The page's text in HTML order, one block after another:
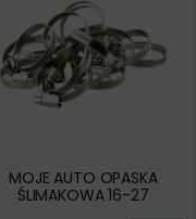
MOJE AUTO OPASKA
ŚLIMAKOWA 16-27